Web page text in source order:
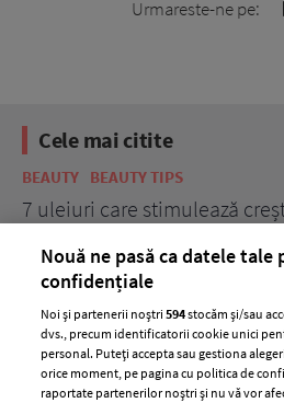
Urmareste-ne pe:
Cele mai citite
BEAUTY BEAUTY TIPS
7 uleiuri care stimulează
Nouă ne pasă ca datele tale
confidențiale
Noi și partenerii noștri594stocăm și/sau
dvs., precum identificatorii cookie unici
personal. Puteți accepta sau gestiona
orice moment, pe pagina cu politica de
raportate partenerilor noștri și nu vă vor